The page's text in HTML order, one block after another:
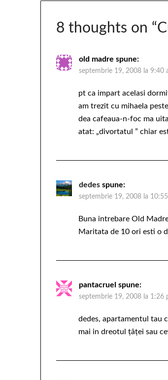
8 thoughts on “
old madre spune:
septembrie 19, 2008 la 9:40
pt ca impart acelasi
am trezit cu mihaela
dea cafeaua-n-foc ma
atat: „divortatul ” chiar
dedes spune:
septembrie 19, 2008 la
Buna intrebare Old
Maritata de 10 ori esti o
pantacruel spune:
septembrie 19, 2008 la 1:26
dedes, apartamentul tau
mai in dreotul ţâţei sau